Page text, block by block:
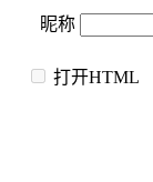
昵称
打开HTML